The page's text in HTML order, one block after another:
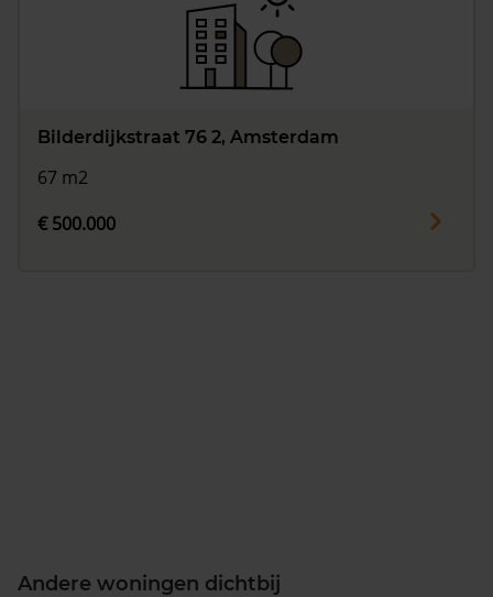
Bilderdijkstraat 76 2, Amsterdam
67 m2
€ 500.000
Andere woningen dichtbij